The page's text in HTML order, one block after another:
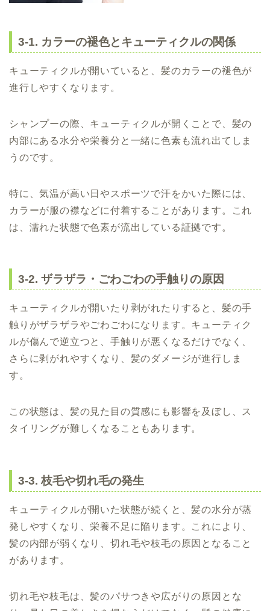
3-1. カラーの褪色とキューティクルの関係
キューティクルが開いていると、髪のカラーの褪色が
進行しやすくなります。
シャンプーの際、キューティクルが開くことで、髪の
内部にある水分や栄養分と一緒に色素も流れ出てしま
うのです。
特に、気温が高い日やスポーツで汗をかいた際には、
カラーが服の襟などに付着することがあります。これ
は、濡れた状態で色素が流出している証拠です。
3-2. ザラザラ・ごわごわの手触りの原因
キューティクルが開いたり剥がれたりすると、髪の手
触りがザラザラやごわごわになります。キューティク
ルが傷んで逆立つと、手触りが悪くなるだけでなく、
さらに剥がれやすくなり、髪のダメージが進行しま
す。
この状態は、髪の見た目の質感にも影響を及ぼし、ス
タイリングが難しくなることもあります。
3-3. 枝毛や切れ毛の発生
キューティクルが開いた状態が続くと、髪の水分が蒸
発しやすくなり、栄養不足に陥ります。これにより、
髪の内部が弱くなり、切れ毛や枝毛の原因となること
があります。
切れ毛や枝毛は、髪のパサつきや広がりの原因とな